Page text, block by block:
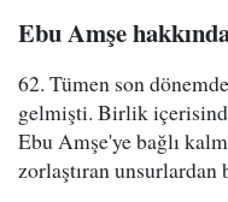
Ebu Amşe
62. Tümen son
gelmişti. Birlik
Ebu Amşe'ye bağlı
zorlaştıran